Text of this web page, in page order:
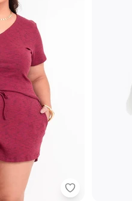
Marguerite -